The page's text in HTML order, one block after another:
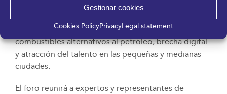
Gestionar cookies
Cookies PolicyPrivacyLegal statement
innovadoras a los grandes retos de la agenda urbana
global actual en materia de agua y sequía,sandbox,
estrategias territoriales integradas, impulso a los
combustibles alternativos al petróleo, brecha digital
y atracción del talento en las pequeñas y medianas
ciudades.
El foro reunirá a expertos y representantes de